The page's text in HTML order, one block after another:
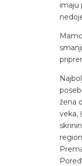
imaju
žena
veka,